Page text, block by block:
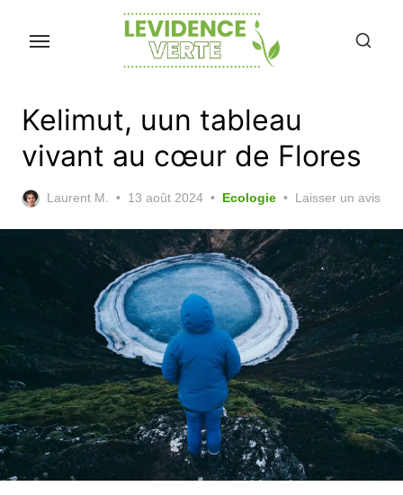
Kelimut, uun tableau
vivant au cœur de Flores
Laurent M.
Posted
13 août 2024 Ecologie Laisser un avis